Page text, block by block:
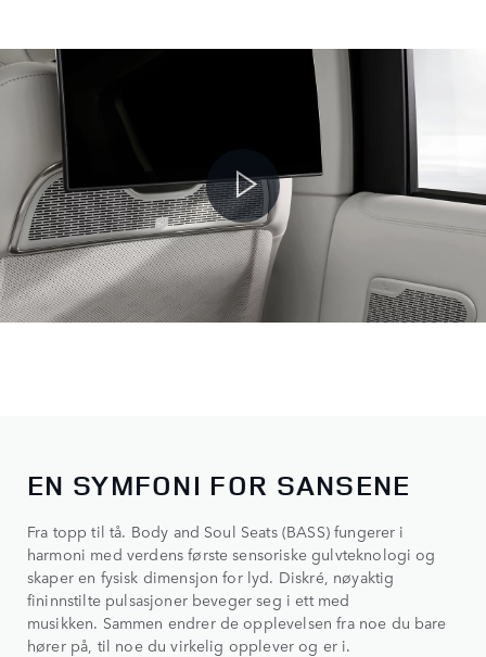
EN SYMFONI FOR SANSENE
Fra topp til tå. Body and Soul Seats (BASS) fungerer i
harmoni med verdens første sensoriske gulvteknologi og
skaper en fysisk dimensjon for lyd. Diskré, nøyaktig
fininnstilte pulsasjoner beveger seg i ett med
musikken. Sammen endrer de opplevelsen fra noe du bare
hører på, til noe du virkelig opplever og er i.